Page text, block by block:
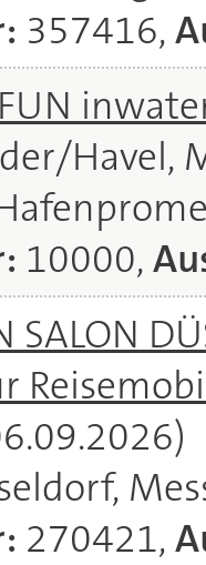
357416,
Havel,
10000,
SALON
270421,